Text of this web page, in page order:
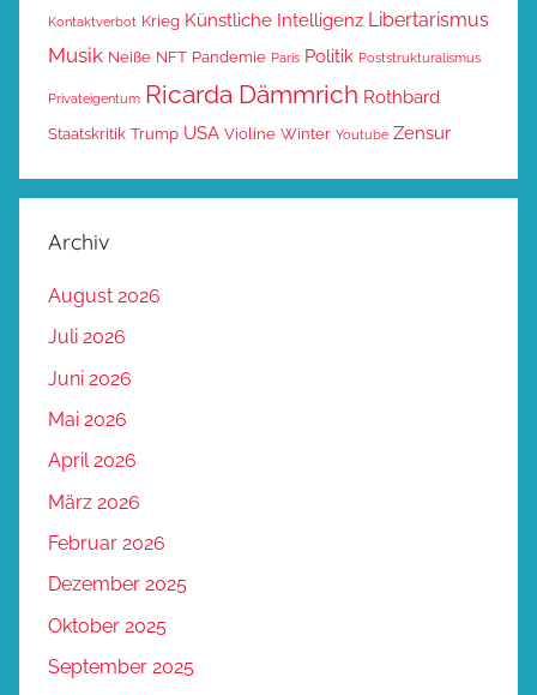
Kontaktverbot Krieg Künstliche Intelligenz Libertarismus
Musik Neiße NFT Pandemie Paris Politik Poststrukturalismus
Privateigentum Ricarda Dämmrich Rothbard
Staatskritik Trump USA Violine Winter Youtube Zensur
Archiv
August 2026
Juli 2026
Juni 2026
Mai 2026
April 2026
März 2026
Februar 2026
Dezember 2025
Oktober 2025
September 2025